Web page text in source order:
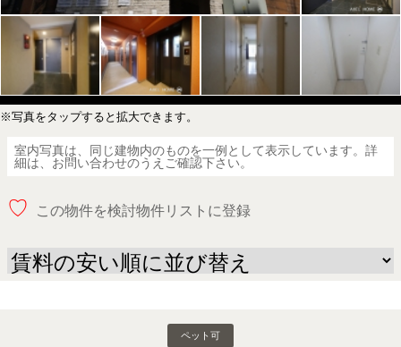
※写真をタップすると拡大できます。
室内写真は、同じ建物内のものを一例として表示しています。詳
細は、お問い合わせのうえご確認下さい。
♡ この物件を検討物件リストに登録
ペット可